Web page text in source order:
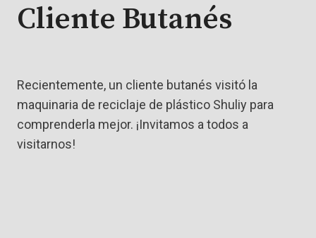
Cliente Butanés
Recientemente, un cliente butanés visitó la
maquinaria de reciclaje de plástico Shuliy para
comprenderla mejor. ¡Invitamos a todos a
visitarnos!